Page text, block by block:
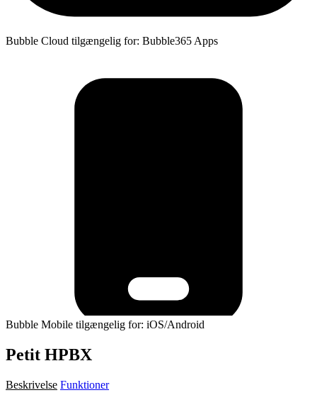
Bubble Cloud tilgængelig for: Bubble365 Apps
Bubble Mobile tilgængelig for: iOS/Android
Petit HPBX
Beskrivelse Funktioner